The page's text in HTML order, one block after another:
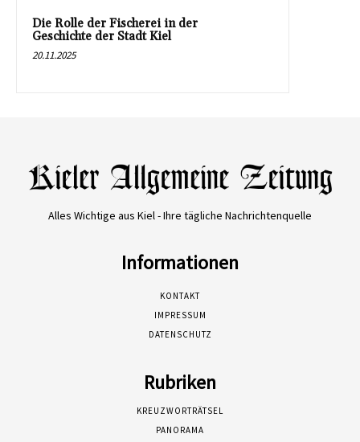
Die Rolle der Fischerei in der
Geschichte der Stadt Kiel
20.11.2025
Alles Wichtige aus Kiel - Ihre tägliche Nachrichtenquelle
Informationen
KONTAKT
IMPRESSUM
DATENSCHUTZ
Rubriken
KREUZWORTRÄTSEL
PANORAMA